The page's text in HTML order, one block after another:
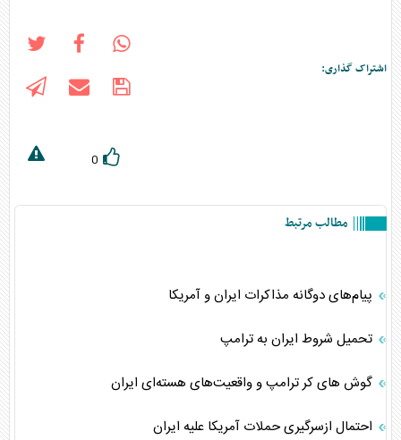
اشتراک گذاری:
0
مطالب مرتبط
پیام‌های دوگانه مذاکرات ایران و آمریکا
تحمیل شروط ایران به ترامپ
گوش های کر ترامپ و واقعیت‌های هسته‌ای ایران
احتمال ازسرگیری حملات آمریکا علیه ایران